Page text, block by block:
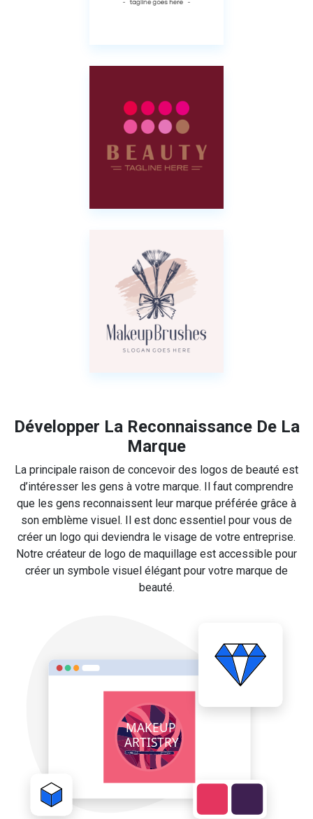
Développer La Reconnaissance De La
Marque
La principale raison de concevoir des logos de beauté est
d’intéresser les gens à votre marque. Il faut comprendre
que les gens reconnaissent leur marque préférée grâce à
son emblème visuel. Il est donc essentiel pour vous de
créer un logo qui deviendra le visage de votre entreprise.
Notre créateur de logo de maquillage est accessible pour
créer un symbole visuel élégant pour votre marque de
beauté.